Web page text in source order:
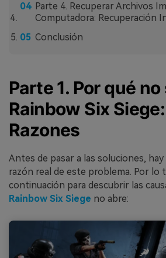
Parte 4. Recuperar Archivos
Computadora: Recuperación
Conclusión
Parte 1. Por qué
Rainbow Six
Razones
Antes de pasar a las soluciones,
razón real de este problema. Por lo
continuación para descubrir las
Rainbow Six Siege no abre: